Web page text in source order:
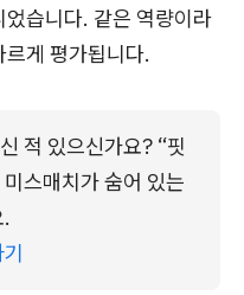
습니다. 같은 역량이라
게 평가됩니다.
적 있으신가요? “핏
스매치가 숨어 있는